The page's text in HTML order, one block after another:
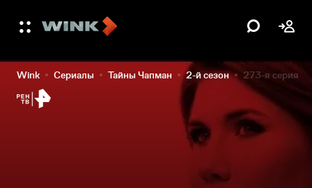
Wink Сериалы Тайны Чапман 2-й сезон 273-я серия